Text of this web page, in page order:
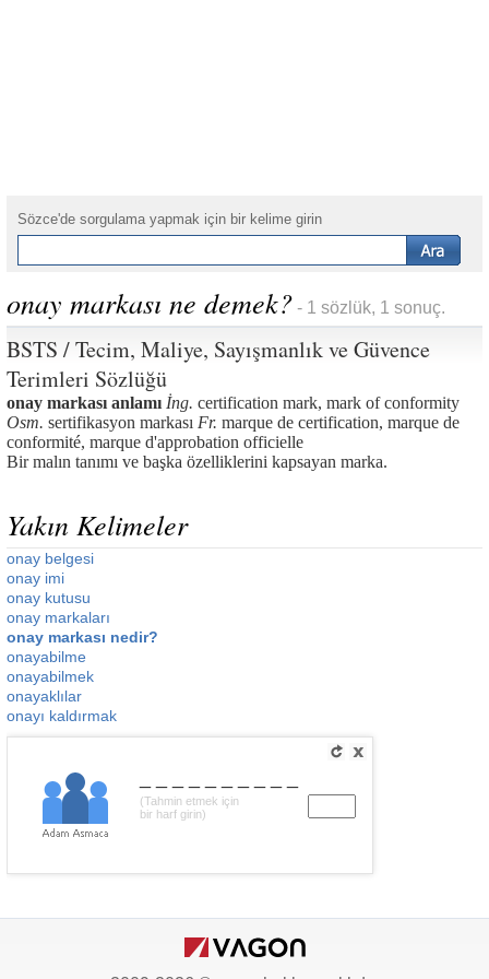
Sözce'de sorgulama yapmak için bir kelime girin
onay markası ne demek? - 1 sözlük, 1 sonuç.
BSTS / Tecim, Maliye, Sayışmanlık ve Güvence
Terimleri Sözlüğü
onay markası anlamı İng. certification mark, mark of conformity
Osm. sertifikasyon markası Fr. marque de certification, marque de
conformité, marque d'approbation officielle
Bir malın tanımı ve başka özelliklerini kapsayan marka.
Yakın Kelimeler
onay belgesi
onay imi
onay kutusu
onay markaları
onay markası nedir?
onayabilme
onayabilmek
onayaklılar
onayı kaldırmak
(Tahmin etmek için
bir harf girin)